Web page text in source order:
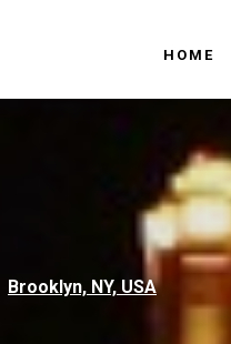
HOME
Brooklyn, NY, USA